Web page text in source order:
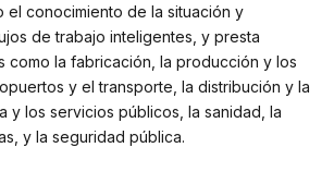
el conocimiento de la situación y
de trabajo inteligentes, y presta
como la fabricación, la producción y los
y el transporte, la distribución y la
y los servicios públicos, la sanidad, la
y la seguridad pública.